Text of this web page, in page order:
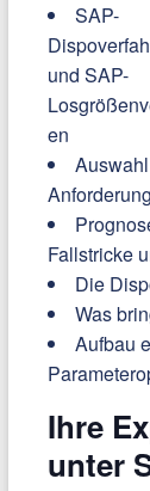
SAP-
und SAP-
en
Fallstricke
Die
Was
Aufbau
Ihre
unter